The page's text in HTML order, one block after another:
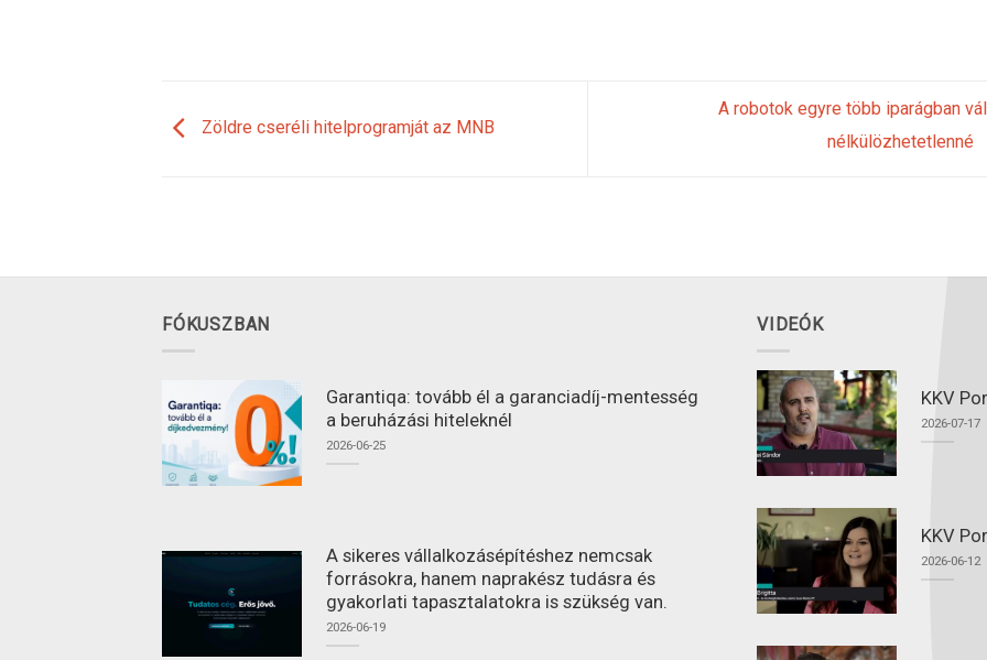
Zöldre cseréli hitelprogramját az MNB
A robotok egyre több iparágban
nélkülözhetetlenné
FÓKUSZBAN
Garantiqa: tovább él a garanciadíj-mentesség
a beruházási hiteleknél
2026-06-25
A sikeres vállalkozásépítéshez nemcsak
forrásokra, hanem naprakész tudásra és
gyakorlati tapasztalatokra is szükség van.
2026-06-19
VIDEÓK
KKV
2026-07-17
KKV
2026-06-12